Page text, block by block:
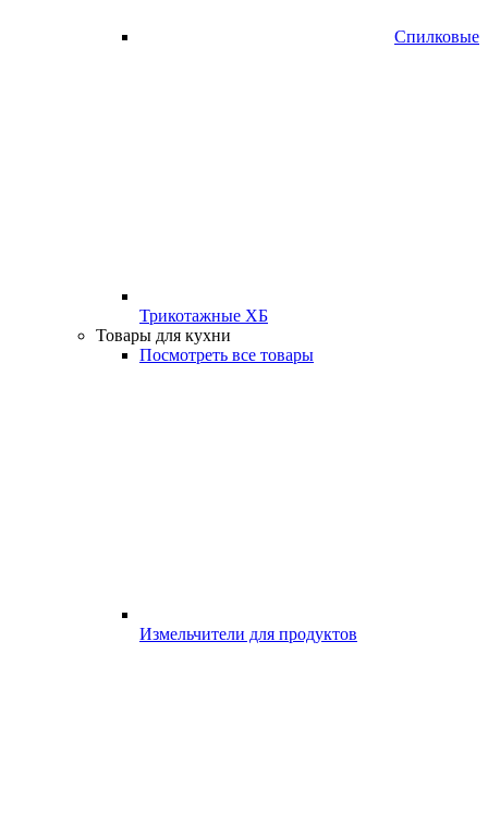
Спилковые
Трикотажные ХБ
Товары для кухни
Посмотреть все товары
Измельчители для продуктов